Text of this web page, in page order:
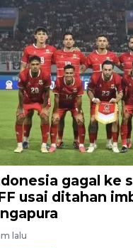
gagal ke
usai ditahan
lalu